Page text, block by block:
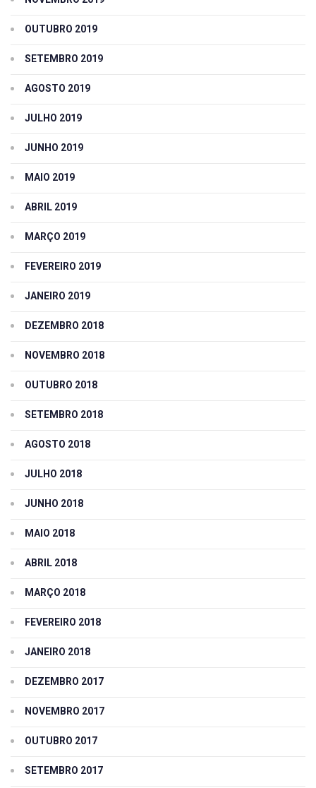
OUTUBRO 2019
SETEMBRO 2019
AGOSTO 2019
JULHO 2019
JUNHO 2019
MAIO 2019
ABRIL 2019
MARÇO 2019
FEVEREIRO 2019
JANEIRO 2019
DEZEMBRO 2018
NOVEMBRO 2018
OUTUBRO 2018
SETEMBRO 2018
AGOSTO 2018
JULHO 2018
JUNHO 2018
MAIO 2018
ABRIL 2018
MARÇO 2018
FEVEREIRO 2018
JANEIRO 2018
DEZEMBRO 2017
NOVEMBRO 2017
OUTUBRO 2017
SETEMBRO 2017